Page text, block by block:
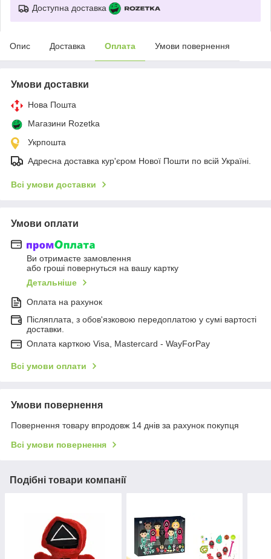
Доступна доставка
Опис Доставка Оплата Умови повернення
Умови доставки
Нова Пошта
Магазини Rozetka
Укрпошта
Адресна доставка кур'єром Нової Пошти по всій Україні.
Всі умови доставки
Умови оплати
Ви отримаєте замовлення
або гроші повернуться на вашу картку
Детальніше
Оплата на рахунок
Післяплата, з обов'язковою передоплатою у сумі вартості
доставки.
Оплата карткою Visa, Mastercard - WayForPay
Всі умови оплати
Умови повернення
Повернення товару впродовж 14 днів за рахунок покупця
Всі умови повернення
Подібні товари компанії